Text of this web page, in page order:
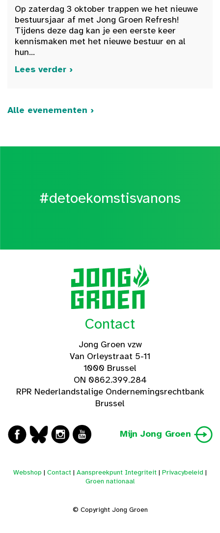
Op zaterdag 3 oktober trappen we het nieuwe
bestuursjaar af met Jong Groen Refresh!
Tijdens deze dag kan je een eerste keer
kennismaken met het nieuwe bestuur en al
hun...
Lees verder ›
Alle evenementen ›
#detoekomstisvanons
Contact
Jong Groen vzw
Van Orleystraat 5-11
1000 Brussel
ON 0862.399.284
RPR Nederlandstalige Ondernemingsrechtbank
Brussel
Mijn Jong Groen
Webshop | Contact | Aanspreekpunt Integriteit | Privacybeleid |
Groen nationaal
© Copyright Jong Groen